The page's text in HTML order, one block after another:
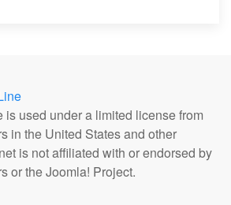
used under a limited license from
in the United States and other
is not affiliated with or endorsed by
or the Joomla! Project.